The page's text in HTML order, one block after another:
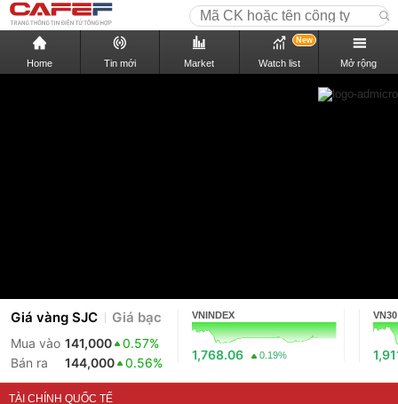
Home Tin mới Market Watch list
New
Mở rộng
Giá vàng SJC Giá bạc
Mua vào 141,000
0.57%
Bán ra
144,000 0.56%
VNINDEX
1,768.06 0.19%
VN30
TÀI CHÍNH QUỐC TẾ